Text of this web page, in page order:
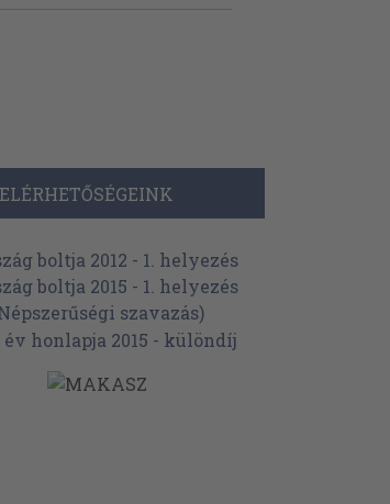
ELÉRHETŐSÉGEINK